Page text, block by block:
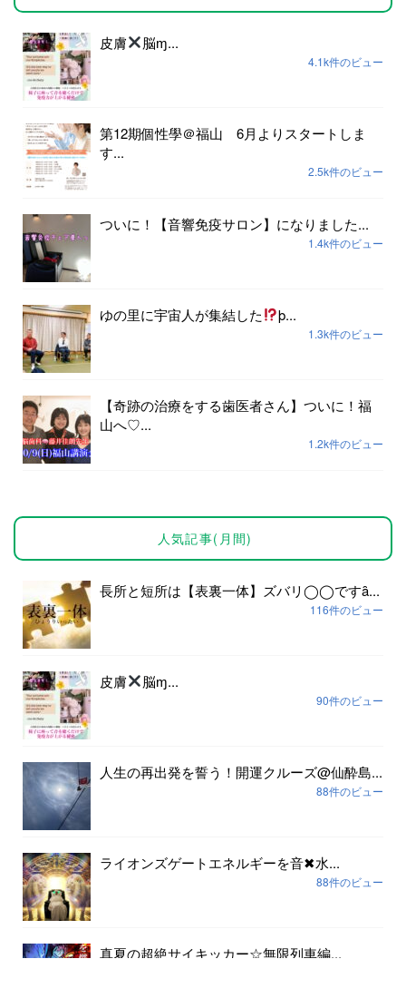
皮膚 脳ɱ...
4.1k件のビュー
第12期個性學＠福山 6月よりスタートしま
す...
2.5k件のビュー
ついに！【音響免疫サロン】になりました...
1.4k件のビュー
ゆの里に宇宙人が集結した þ...
1.3k件のビュー
【奇跡の治療をする歯医者さん】ついに！福
山へ♡...
1.2k件のビュー
人気記事(月間)
長所と短所は【表裏一体】ズバリ◯◯ですȃ...
116件のビュー
皮膚 脳ɱ...
90件のビュー
人生の再出発を誓う！開運クルーズ@仙酔島...
88件のビュー
ライオンズゲートエネルギーを音✖︎水...
88件のビュー
真夏の超絶サイキッカー☆無限列車編...